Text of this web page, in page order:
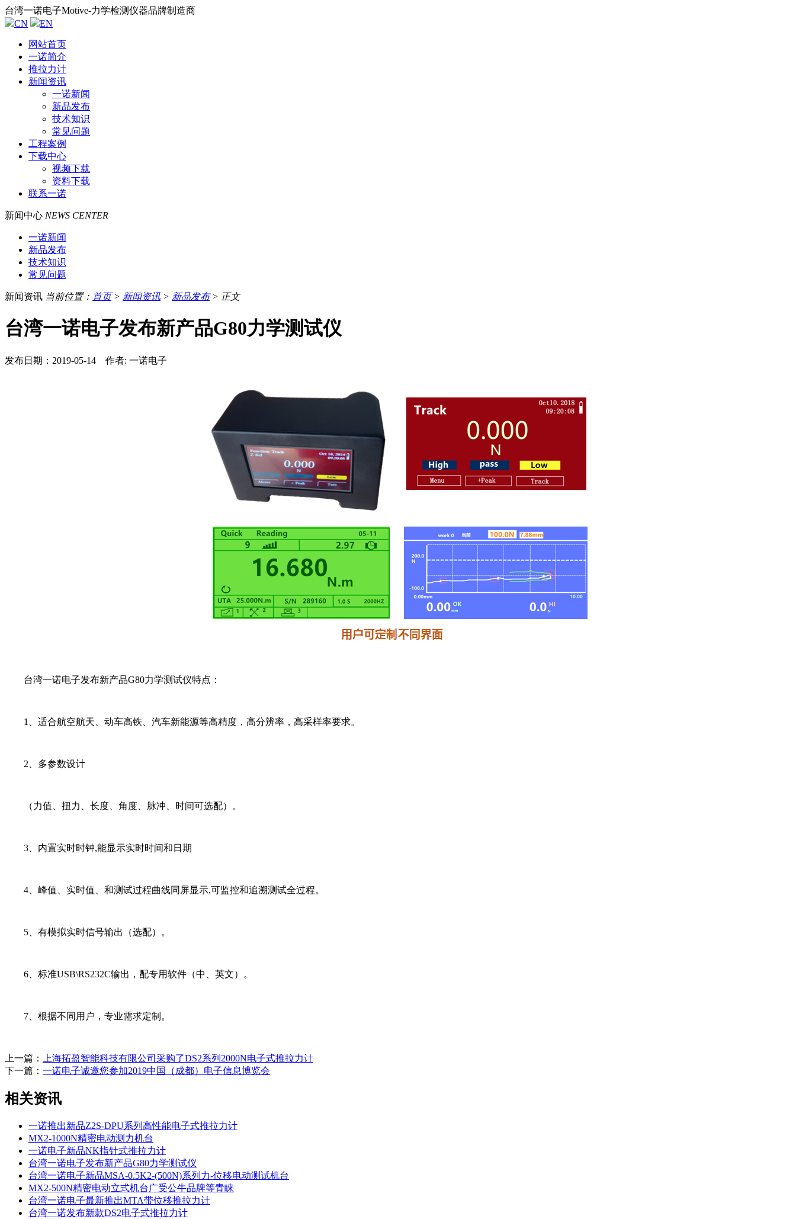
台湾一诺电子Motive-力学检测仪器品牌制造商
CN
EN
网站首页
一诺简介
推拉力计
新闻资讯
一诺新闻
新品发布
技术知识
常见问题
工程案例
下载中心
视频下载
资料下载
联系一诺
新闻中心 NEWS CENTER
一诺新闻
新品发布
技术知识
常见问题
新闻资讯 当前位置： 首页> 新闻资讯 > 新品发布> 正文
台湾一诺电子发布新产品G80力学测试仪
发布日期：2019-05-14 作者: 一诺电子
台湾一诺电子发布新产品G80力学测试仪特点：
1、适合航空航天、动车高铁、汽车新能源等高精度，高分辨率，高采样率要求。
2、多参数设计
（力值、扭力、长度、角度、脉冲、时间可选配）。
3、内置实时时钟,能显示实时时间和日期
4、峰值、实时值、和测试过程曲线同屏显示,可监控和追溯测试全过程。
5、有模拟实时信号输出（选配）。
6、标准USB\RS232C输出，配专用软件（中、英文）。
7、根据不同用户，专业需求定制。
上一篇：
上海拓盈智能科技有限公司采购了DS2系列2000N电子式推拉力计
下一篇： 一诺电子诚邀您参加2019中国（成都）电子信息博览会
相关资讯
一诺推出新品Z2S-DPU系列高性能电子式推拉力计
MX2-1000N精密电动测力机台
一诺电子新品NK指针式推拉力计
台湾一诺电子发布新产品G80力学测试仪
台湾一诺电子新品MSA-0.5K2-(500N)系列力-位移电动测试机台
MX2-500N精密电动立式机台广受公牛品牌等青睐
台湾一诺电子最新推出MTA带位移推拉力计
台湾一诺发布新款DS2电子式推拉力计